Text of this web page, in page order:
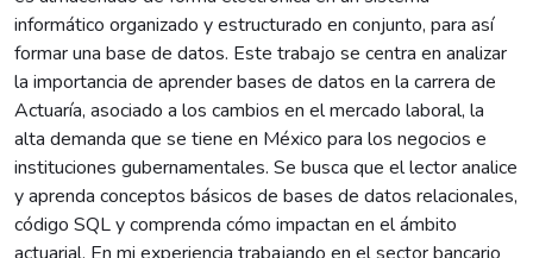
informático organizado y estructurado en conjunto, para así
formar una base de datos. Este trabajo se centra en analizar
la importancia de aprender bases de datos en la carrera de
Actuaría, asociado a los cambios en el mercado laboral, la
alta demanda que se tiene en México para los negocios e
instituciones gubernamentales. Se busca que el lector analice
y aprenda conceptos básicos de bases de datos relacionales,
código SQL y comprenda cómo impactan en el ámbito